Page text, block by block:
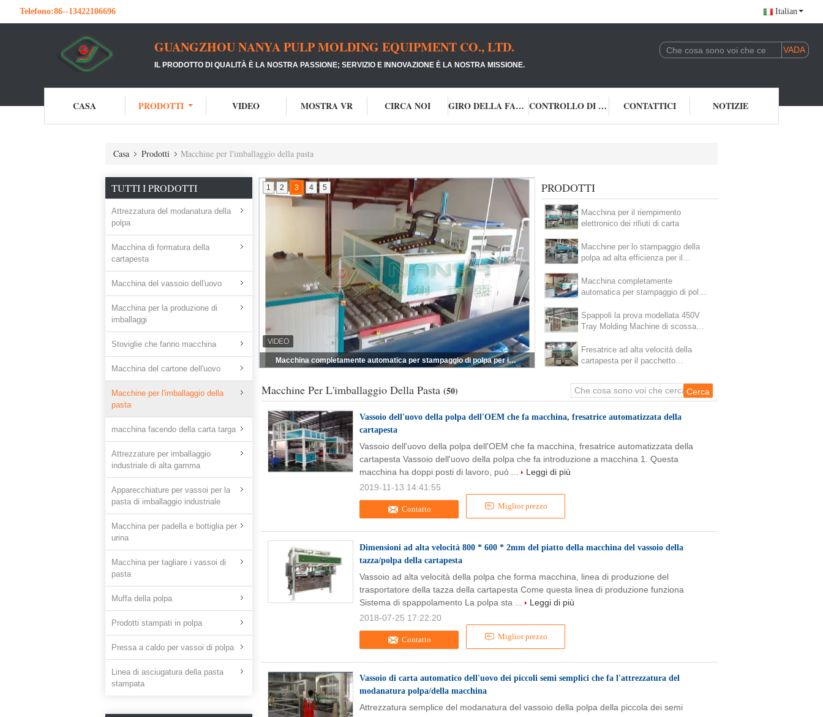
Telefono:86--13422106696 Italian
GUANGZHOU NANYA PULP MOLDING EQUIPMENT CO., LTD.
IL PRODOTTO DI QUALITÀ È LA NOSTRA PASSIONE; SERVIZIO E INNOVAZIONE È LA NOSTRA MISSIONE.
CASA PRODOTTI VIDEO MOSTRA VR CIRCA NOI GIRO DELLA FABBRICA CONTROLLO DI QUALITÀ CONTATTICI NOTIZIE
Casa Prodotti Macchine per l'imballaggio della pasta
TUTTI I PRODOTTI
Attrezzatura del modanatura della
polpa
Macchina di formatura della
cartapesta
Macchina del vassoio dell'uovo
Macchina per la produzione di
imballaggi
Stoviglie che fanno macchina
Macchina del cartone dell'uovo
Macchine per l'imballaggio della
pasta
macchina facendo della carta targa
Attrezzature per imballaggio
industriale di alta gamma
Apparecchiature per vassoi per la
pasta di imballaggio industriale
Macchina per padella e bottiglia per
urina
Macchina per tagliare i vassoi di
pasta
Muffa della polpa
Prodotti stampati in polpa
Pressa a caldo per vassoi di polpa
Linea di asciugatura della pasta
stampata
Spappoli la prova modellata 450V Tray Molding Machine di scossa dell'inserzione
1 2 3 4 5 PRODOTTI
Macchina per il riempimento
elettronico dei rifiuti di carta
Macchine per lo stampaggio della
polpa ad alta efficienza per il
Macchina completamente
automatica per stampaggio di polpa
industriale/ Macchina per la
produzione di imballaggi industriali
Spappoli la prova modellata 450V
Tray Molding Machine di scossa
Fresatrice ad alta velocità della
cartapesta per il pacchetto
Macchine Per L'imballaggio Della Pasta (50)
Vassoio dell'uovo della polpa dell'OEM che fa macchina, fresatrice automatizzata della
cartapesta
Contatto Miglior prezzo
Vassoio dell'uovo della polpa dell'OEM che fa macchina, fresatrice automatizzata della
cartapesta Vassoio dell'uovo della polpa che fa introduzione a macchina 1. Questa
macchina ha doppi posti di lavoro, può ...
Leggi di più
2019-11-13 14:41:55
Dimensioni ad alta velocità 800 * 600 * 2mm del piatto della macchina del vassoio della
tazza/polpa della cartapesta
Contatto Miglior prezzo
Vassoio ad alta velocità della polpa che forma macchina, linea di produzione del
trasportatore della tazza della cartapesta Come questa linea di produzione funziona
Sistema di spappolamento La polpa sta ...
Leggi di più
2018-07-25 17:22:20
Vassoio di carta automatico dell'uovo dei piccoli semi semplici che fa l'attrezzatura del
modanatura polpa/della macchina
Attrezzatura semplice del modanatura del vassoio della polpa della piccola dei semi